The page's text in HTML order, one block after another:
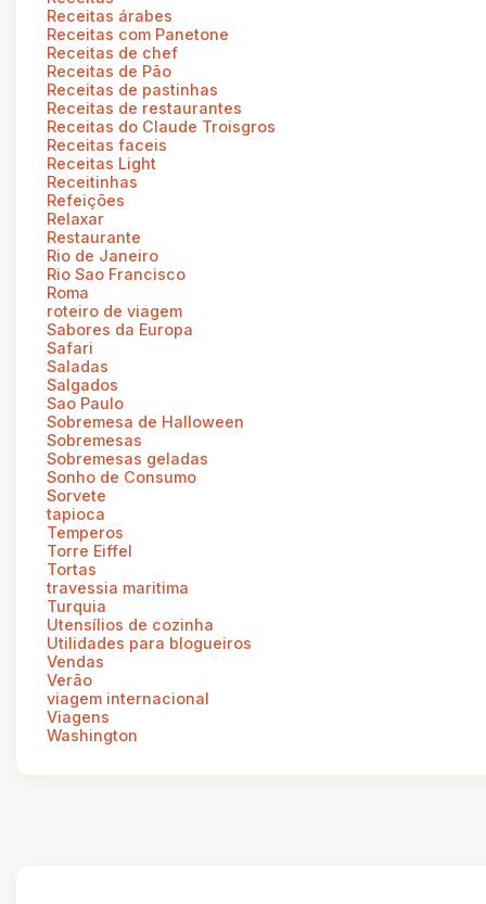
Receitas árabes
Receitas com Panetone
Receitas de chef
Receitas de Pão
Receitas de pastinhas
Receitas de restaurantes
Receitas do Claude Troisgros
Receitas faceis
Receitas Light
Receitinhas
Refeições
Relaxar
Restaurante
Rio de Janeiro
Rio Sao Francisco
Roma
roteiro de viagem
Sabores da Europa
Safari
Saladas
Salgados
Sao Paulo
Sobremesa de Halloween
Sobremesas
Sobremesas geladas
Sonho de Consumo
Sorvete
tapioca
Temperos
Torre Eiffel
Tortas
travessia maritima
Turquia
Utensílios de cozinha
Utilidades para blogueiros
Vendas
Verão
viagem internacional
Viagens
Washington